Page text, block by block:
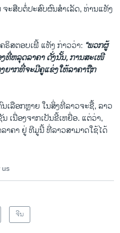
ະສືບຕໍ່ປະສົບຜົນສຳເລັດ, ທ່ານແທັງ
ຣິສຕອບເຟີ້ ແທັງ ກ່າວວ່າ: “ພວກຜູ້
ທີ່ຫລຸດລາຄາ ດັ່ງນັ້ນ, ການສະເໜີ
ຍາກທີ່ຈະມີຄູແຂ່ງໃຫ້ລາຄາຖືກ
ເລືອກຫຼາຍ ໃນສິ່ງທີ່ລາວຈະຊື້, ລາວ
ເນື່ອງຈາກເປັນຂີ້ເຫຍື່ອ. ແຕ່ວ່າ,
ຄາ ຢູ່ ທີມູນີ້ ທີ່ລາວສາມາດໃຊ້ໄດ້
us
ຈີນ